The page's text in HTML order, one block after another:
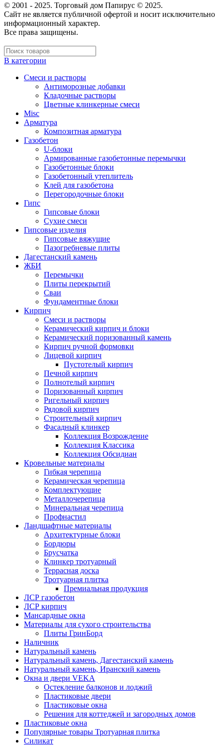
© 2001 - 2025. Торговый дом Папирус © 2025.
Cайт не является публичной офертой и носит исключительно
информационный характер.
Все права защищены.
В категории
Cмеси и растворы
Антиморозные добавки
Кладочные растворы
Цветные клинкерные смеси
Misc
Арматура
Композитная арматура
Газобетон
U-блоки
Армированные газобетонные перемычки
Газобетонные блоки
Газобетонный утеплитель
Клей для газобетона
Перегородочные блоки
Гипс
Гипсовые блоки
Сухие смеси
Гипсовые изделия
Гипсовые вяжущие
Пазогребневые плиты
Дагестанский камень
ЖБИ
Перемычки
Плиты перекрытий
Сваи
Фундаментные блоки
Кирпич
Cмеси и растворы
Керамический кирпич и блоки
Керамический поризованный камень
Кирпич ручной формовки
Лицевой кирпич
Пустотелый кирпич
Печной кирпич
Полнотелый кирпич
Поризованный кирпич
Ригельный кирпич
Рядовой кирпич
Строительный кирпич
Фасадный клинкер
Коллекция Возрождение
Коллекция Классика
Коллекция Обсидиан
Кровельные материалы
Гибкая черепица
Керамическая черепица
Комплектующие
Металлочерепица
Минеральная черепица
Профнастил
Ландшафтные материалы
Архитектурные блоки
Бордюры
Брусчатка
Клинкер тротуарный
Террасная доска
Тротуарная плитка
Премиальная продукция
ЛСР газобетон
ЛСР кирпич
Мансардные окна
Материалы для сухого строительства
Плиты ГринБорд
Наличник
Натуральный камень
Натуральный камень, Дагестанский камень
Натуральный камень, Иранский камень
Окна и двери VEKA
Остекление балконов и лоджий
Пластиковые двери
Пластиковые окна
Решения для коттеджей и загородных домов
Пластиковые окна
Популярные товары Тротуарная плитка
Силикат